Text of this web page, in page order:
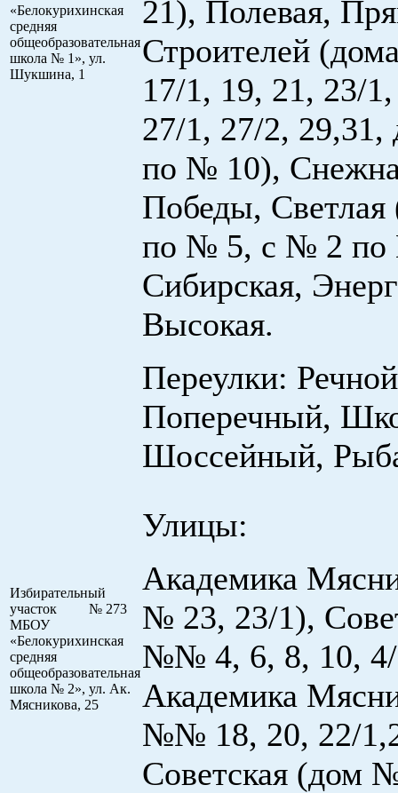
«Белокурихинская
средняя
общеобразовательная
школа № 1», ул.
Шукшина, 1
21), Полевая,
Строителей
17/1, 19, 21, 23/
27/1, 27/2,
по № 10),
Победы,
по № 5, с № 2
Сибирская,
Высокая.
Переулки:
Поперечный,
Шоссейный,
Избирательный
участок № 273
МБОУ
«Белокурихинская
средняя
общеобразовательная
школа № 2», ул. Ак.
Мясникова, 25
Улицы:
Академика
№ 23, 23/1),
№№ 4, 6, 8, 10,
Академика
№№ 18, 20, 22/
Советская (дом